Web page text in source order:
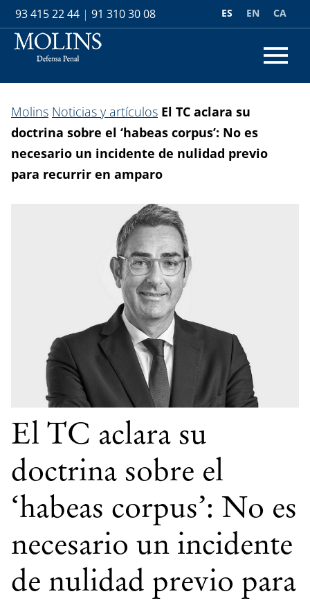
93 415 22 44 | 91 310 30 08 CA
EN
ES
Molins Noticias y artículos El TC aclara su
doctrina sobre el ‘habeas corpus’: No es
necesario un incidente de nulidad previo
para recurrir en amparo
El TC aclara su
doctrina sobre el
‘habeas corpus’: No es
necesario un incidente
de nulidad previo para